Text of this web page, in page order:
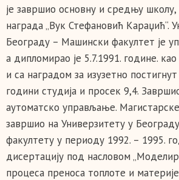
је завршио основну и средњу
награда „Вук Стефановић Караџић“.
Београду – Машински факултет је
а дипломирао је 5.7.1991. године.
и са наградом за изузетно
години студија и просек 9,4.
аутоматско управљање. Магистарске
завршио на Универзитету у
факултету у периоду 1992. – 1995.
дисертацију под насловом
процеса преноса топлоте и